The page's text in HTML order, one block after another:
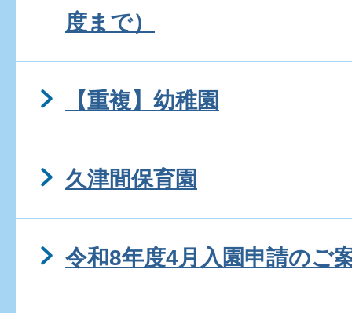
度まで）
【重複】幼稚園
久津間保育園
令和8年度4月入園申請のご